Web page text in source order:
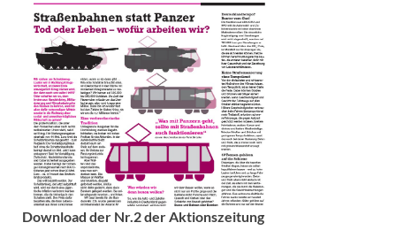
Download der Nr.2 der Aktionszeitung